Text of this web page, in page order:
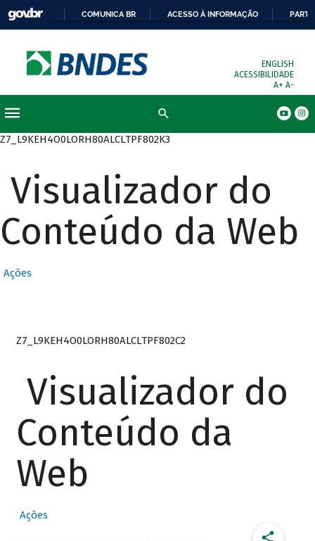
COMUNICA BR ACESSO À INFORMAÇÃO
ENGLISH
ACESSIBILIDADE
A+ A-
Z7_L9KEH4O0LORH80ALCLTPF802K3
Visualizador do
Conteúdo da Web
Ações
Z7_L9KEH4O0LORH80ALCLTPF802C2
Visualizador do
Conteúdo da
Web
Ações